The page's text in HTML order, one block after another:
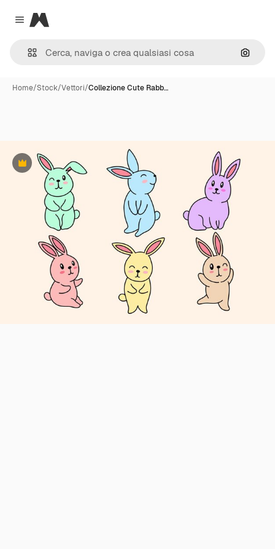
Close menu
Magnific
Cerca
Home/Stock/Vettori/Collezione Cute Rabb…
Premium